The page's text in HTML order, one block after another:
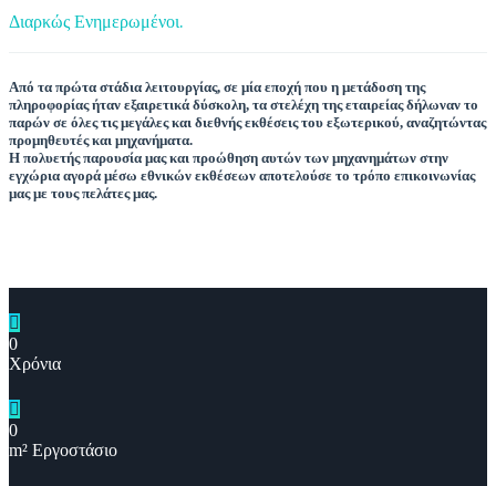
Διαρκώς Ενημερωμένοι.
Από τα πρώτα στάδια λειτουργίας, σε μία εποχή που η μετάδοση της
πληροφορίας ήταν εξαιρετικά δύσκολη, τα στελέχη της εταιρείας δήλωναν το
παρών σε όλες τις μεγάλες και διεθνής εκθέσεις του εξωτερικού, αναζητώντας
προμηθευτές και μηχανήματα.
Η πολυετής παρουσία μας και προώθηση αυτών των μηχανημάτων στην
εγχώρια αγορά μέσω εθνικών εκθέσεων αποτελούσε το τρόπο επικοινωνίας
μας με τους πελάτες μας.
0
Χρόνια
0
m² Εργοστάσιο